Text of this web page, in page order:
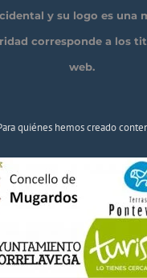
y su logo es una
corresponde a los
web.
quiénes hemos creado